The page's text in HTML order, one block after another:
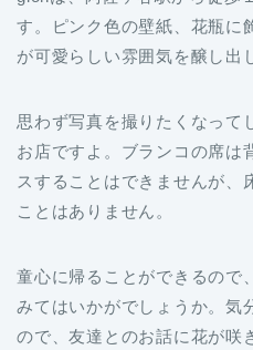
す。ピンク色の壁紙、花瓶に
が可愛らしい雰囲気を醸し出
思わず写真を撮りたくなって
お店ですよ。ブランコの席は
スすることはできませんが、
ことはありません。
童心に帰ることができるので
みてはいかがでしょうか。気
ので、友達とのお話に花が咲